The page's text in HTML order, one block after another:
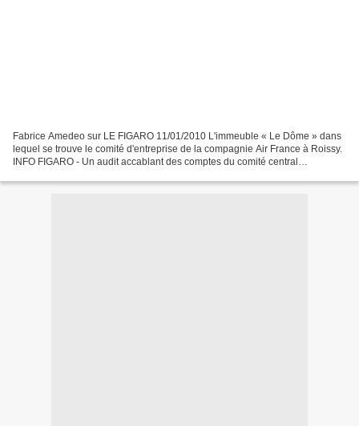
Fabrice Amedeo sur LE FIGARO 11/01/2010 L'immeuble « Le Dôme » dans
lequel se trouve le comité d'entreprise de la compagnie Air France à Roissy.
INFO FIGARO - Un audit accablant des comptes du comité central